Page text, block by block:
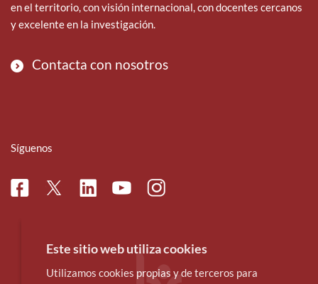
en el territorio, con visión internacional, con docentes cercanos
y excelente en la investigación.
Contacta con nosotros
Síguenos
FacebookTwitterLinkedinYoutubeInstagram
Este sitio web utiliza cookies
Utilizamos cookies propias y de terceros para